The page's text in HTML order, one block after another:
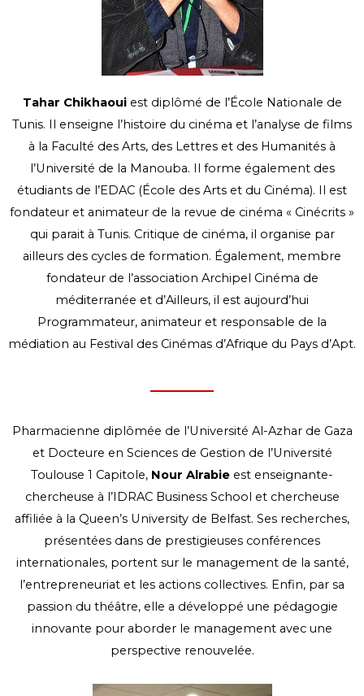
Tahar Chikhaouiest diplômé de l’École Nationale de
Tunis. Il enseigne l’histoire du cinéma et l’analyse de films
à la Faculté des Arts, des Lettres et des Humanités à
l’Université de la Manouba. Il forme également des
étudiants de l’EDAC (École des Arts et du Cinéma). Il est
fondateur et animateur de la revue de cinéma « Cinécrits »
qui parait à Tunis. Critique de cinéma, il organise par
ailleurs des cycles de formation. Également, membre
fondateur de l’association Archipel Cinéma de
méditerranée et d’Ailleurs, il est aujourd’hui
Programmateur, animateur et responsable de la
médiation au Festival des Cinémas d’Afrique du Pays d’Apt.
Pharmacienne diplômée de l’Université Al-Azhar de Gaza
et Docteure en Sciences de Gestion de l’Université
Toulouse 1 Capitole, Nour Alrabie est enseignante-
chercheuse à l’IDRAC Business School et chercheuse
affiliée à la Queen’s University de Belfast. Ses recherches,
présentées dans de prestigieuses conférences
internationales, portent sur le management de la santé,
l’entrepreneuriat et les actions collectives. Enfin, par sa
passion du théâtre, elle a développé une pédagogie
innovante pour aborder le management avec une
perspective renouvelée.